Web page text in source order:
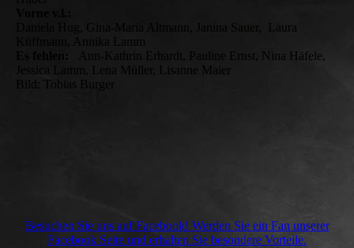
Daniela Hug, Gina-Maria Altmann, Janina Sauer, Laura
Küffmann, Annika Lamm
Ann-Kathrin Erhardt, Pauline Ernst, Nina Häfele,
Jessica Lamm, Lena Müller, Lisanne Maier
Bild: Tobias Burger
Besuchen Sie uns auf Facebook! Werden Sie ein Fan unserer
Facebook Seite und erhalten Sie besondere Vorteile.